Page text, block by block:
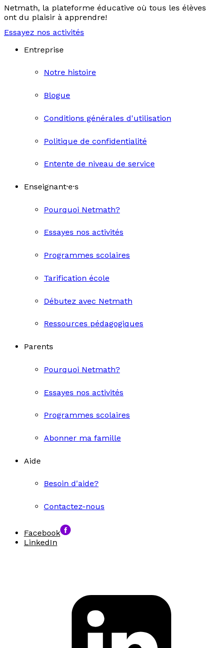
Netmath, la plateforme éducative où tous les élèves
ont du plaisir à apprendre!
Essayez nos activités
Entreprise
Notre histoire
Blogue
Conditions générales d'utilisation
Politique de confidentialité
Entente de niveau de service
Enseignant·e·s
Pourquoi Netmath?
Essayes nos activités
Programmes scolaires
Tarification école
Débutez avec Netmath
Ressources pédagogiques
Parents
Pourquoi Netmath?
Essayes nos activités
Programmes scolaires
Abonner ma famille
Aide
Besoin d'aide?
Contactez-nous
Facebook
LinkedIn